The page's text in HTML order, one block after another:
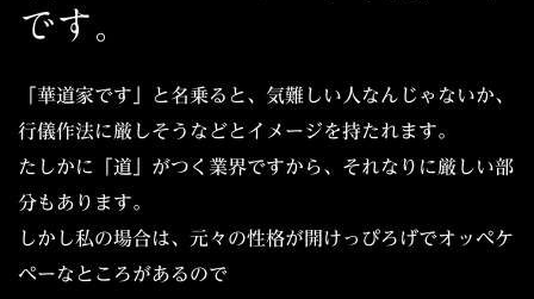
です。
「華道家です」と名乗ると、気難しい人なんじゃないか、
行儀作法に厳しそうなどとイメージを持たれます。
たしかに「道」がつく業界ですから、それなりに厳しい部
分もあります。
しかし私の場合は、元々の性格が開けっぴろげでオッペケ
ペーなところがあるので